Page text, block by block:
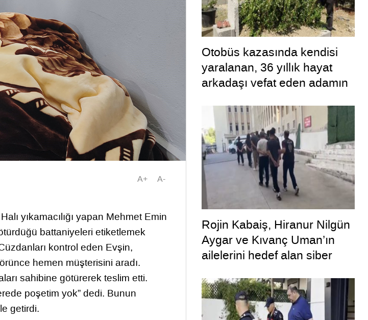
A+ A-
yıkamacılığı yapan Mehmet Emin
battaniyeleri etiketlemek
kontrol eden Evşin,
hemen müşterisini aradı.
sahibine götürerek teslim etti.
poşetim yok” dedi. Bunun
getirdi.
Otobüs kazasında kendisi
yaralanan, 36 yıllık hayat
arkadaşı vefat eden adamın
defalarca uyardığı ortaya
çıktı
Rojin Kabaiş, Hiranur Nilgün
Aygar ve Kıvanç Uman’ın
ailelerini hedef alan siber